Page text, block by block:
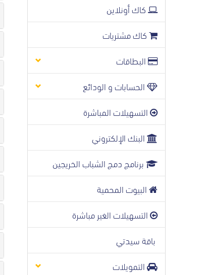
كاك أونلاين
كاك مشتريات
البطاقات
الحسابات و الودائع
التسهيلات المباشرة
البنك الإلكتروني
برنامج دمج الشباب الخريجين
البيوت المحمية
التسهيلات الغير مباشرة
باقة سيدتي
التمويلات